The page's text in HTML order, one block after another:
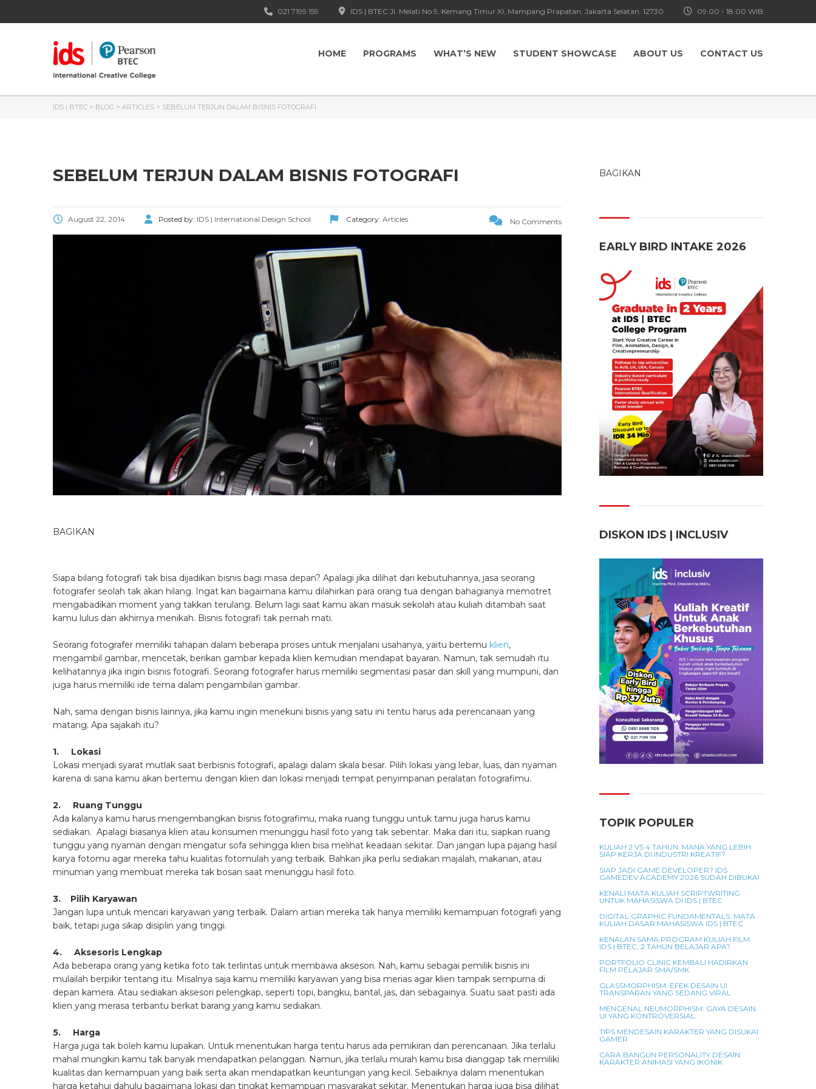
09.00 - 18.00 WIB
IDS | BTEC Jl. Melati No.9, Kemang Timur XI, Mampang Prapatan, Jakarta Selatan. 12730
021 7199 159
HOME PROGRAMS WHAT’S NEW STUDENT SHOWCASE ABOUT US CONTACT US
IDS | BTEC > BLOG > ARTICLES > SEBELUM TERJUN DALAM BISNIS FOTOGRAFI
SEBELUM TERJUN DALAM BISNIS FOTOGRAFI
August 22, 2014 Posted by: IDS | International Design School Category: Articles No Comments
BAGIKAN
Siapa bilang fotografi tak bisa dijadikan bisnis bagi masa depan? Apalagi jika dilihat dari kebutuhannya, jasa seorang
fotografer seolah tak akan hilang. Ingat kan bagaimana kamu dilahirkan para orang tua dengan bahagianya memotret
mengabadikan moment yang takkan terulang. Belum lagi saat kamu akan masuk sekolah atau kuliah ditambah saat
kamu lulus dan akhirnya menikah. Bisnis fotografi tak pernah mati.
Seorang fotografer memiliki tahapan dalam beberapa proses untuk menjalani usahanya, yaitu bertemu klien,
mengambil gambar, mencetak, berikan gambar kepada klien kemudian mendapat bayaran. Namun, tak semudah itu
kelihatannya jika ingin bisnis fotografi. Seorang fotografer harus memiliki segmentasi pasar dan skill yang mumpuni, dan
juga harus memiliki ide tema dalam pengambilan gambar.
Nah, sama dengan bisnis lainnya, jika kamu ingin menekuni bisnis yang satu ini tentu harus ada perencanaan yang
matang. Apa sajakah itu?
1. Lokasi
Lokasi menjadi syarat mutlak saat berbisnis fotografi, apalagi dalam skala besar. Pilih lokasi yang lebar, luas, dan nyaman
karena di sana kamu akan bertemu dengan klien dan lokasi menjadi tempat penyimpanan peralatan fotografimu.
2. Ruang Tunggu
Ada kalanya kamu harus mengembangkan bisnis fotografimu, maka ruang tunggu untuk tamu juga harus kamu
sediakan. Apalagi biasanya klien atau konsumen menunggu hasil foto yang tak sebentar. Maka dari itu, siapkan ruang
tunggu yang nyaman dengan mengatur sofa sehingga klien bisa melihat keadaan sekitar. Dan jangan lupa pajang hasil
karya fotomu agar mereka tahu kualitas fotomulah yang terbaik. Bahkan jika perlu sediakan majalah, makanan, atau
minuman yang membuat mereka tak bosan saat menunggu hasil foto.
3. Pilih Karyawan
Jangan lupa untuk mencari karyawan yang terbaik. Dalam artian mereka tak hanya memiliki kemampuan fotografi yang
baik, tetapi juga sikap disiplin yang tinggi.
4. Aksesoris Lengkap
Ada beberapa orang yang ketika foto tak terlintas untuk membawa aksesori. Nah, kamu sebagai pemilik bisnis ini
mulailah berpikir tentang itu. Misalnya saja kamu memiliki karyawan yang bisa merias agar klien tampak sempurna di
depan kamera. Atau sediakan aksesori pelengkap, seperti topi, bangku, bantal, jas, dan sebagainya. Suatu saat pasti ada
klien yang merasa terbantu berkat barang yang kamu sediakan.
5. Harga
Harga juga tak boleh kamu lupakan. Untuk menentukan harga tentu harus ada pemikiran dan perencanaan. Jika terlalu
mahal mungkin kamu tak banyak mendapatkan pelanggan. Namun, jika terlalu murah kamu bisa dianggap tak memiliki
kualitas dan kemampuan yang baik serta akan mendapatkan keuntungan yang kecil. Sebaiknya dalam menentukan
harga ketahui dahulu bagaimana lokasi dan tingkat kemampuan masyarakat sekitar. Menentukan harga juga bisa dilihat
BAGIKAN
EARLY BIRD INTAKE 2026
DISKON IDS | INCLUSIV
TOPIK POPULER
KULIAH 2 VS 4 TAHUN: MANA YANG LEBIH
SIAP KERJA DI INDUSTRI KREATIF?
SIAP JADI GAME DEVELOPER? IDS
GAMEDEV ACADEMY 2026 SUDAH DIBUKA!
KENALI MATA KULIAH SCRIPTWRITING
UNTUK MAHASISWA DI IDS | BTEC
DIGITAL GRAPHIC FUNDAMENTALS: MATA
KULIAH DASAR MAHASISWA IDS | BTEC
KENALAN SAMA PROGRAM KULIAH FILM
IDS | BTEC, 2 TAHUN BELAJAR APA?
PORTFOLIO CLINIC KEMBALI HADIRKAN
FILM PELAJAR SMA/SMK
GLASSMORPHISM: EFEK DESAIN UI
TRANSPARAN YANG SEDANG VIRAL
MENGENAL NEUMORPHISM: GAYA DESAIN
UI YANG KONTROVERSIAL
TIPS MENDESAIN KARAKTER YANG DISUKAI
GAMER
CARA BANGUN PERSONALITY DESAIN
KARAKTER ANIMASI YANG IKONIK